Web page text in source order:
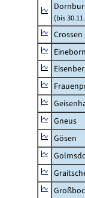
(bis
Gneus
Gösen